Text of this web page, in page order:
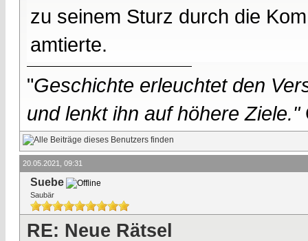
zu seinem Sturz durch die
amtierte.
"Geschichte erleuchtet den
und lenkt ihn auf höhere Ziele."
20.05.2021, 09:31
Suebe
Saubär
RE: Neue Rätsel